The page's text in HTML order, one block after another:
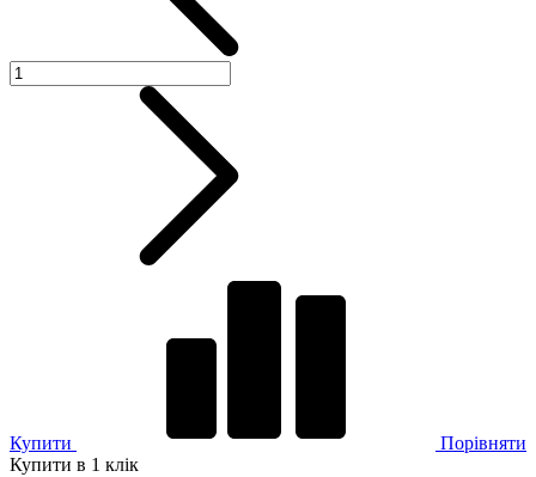
Купити
Порівняти
Купити в 1 клік